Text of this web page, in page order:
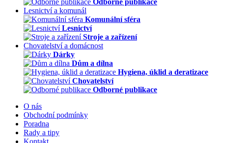
Odborné publikace
Lesnictví a komunál
Komunální sféra
Lesnictví
Stroje a zařízení
Chovatelství a domácnost
Dárky
Dům a dílna
Hygiena, úklid a deratizace
Chovatelství
Odborné publikace
O nás
Obchodní podmínky
Poradna
Rady a tipy
Kontakt